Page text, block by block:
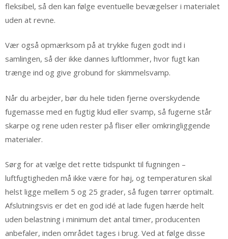
fleksibel, så den kan følge eventuelle bevægelser i materialet
uden at revne.
Vær også opmærksom på at trykke fugen godt ind i
samlingen, så der ikke dannes luftlommer, hvor fugt kan
trænge ind og give grobund for skimmelsvamp.
Når du arbejder, bør du hele tiden fjerne overskydende
fugemasse med en fugtig klud eller svamp, så fugerne står
skarpe og rene uden rester på fliser eller omkringliggende
materialer.
Sørg for at vælge det rette tidspunkt til fugningen –
luftfugtigheden må ikke være for høj, og temperaturen skal
helst ligge mellem 5 og 25 grader, så fugen tørrer optimalt.
Afslutningsvis er det en god idé at lade fugen hærde helt
uden belastning i minimum det antal timer, producenten
anbefaler, inden området tages i brug. Ved at følge disse